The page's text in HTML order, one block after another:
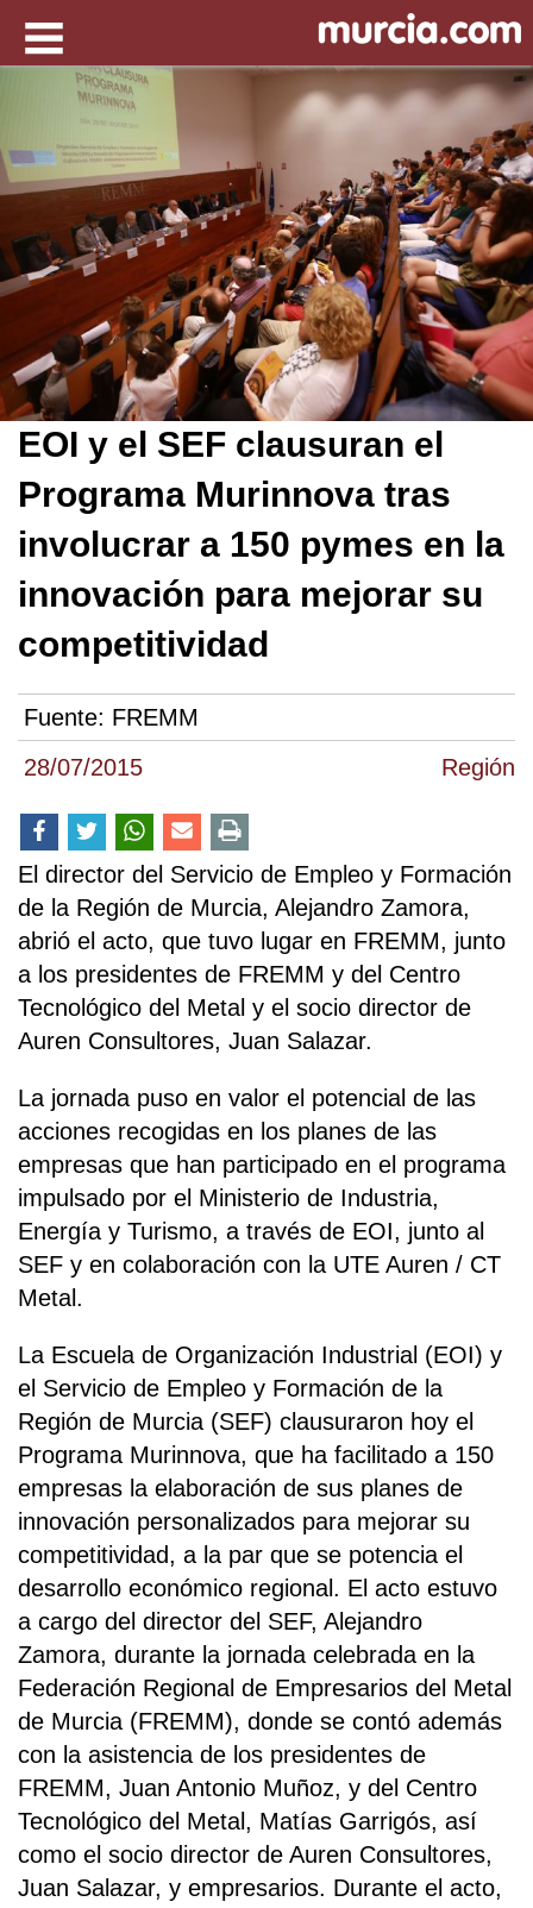
28/07/2015 Región
EOI y el SEF clausuran el
Programa Murinnova tras
involucrar a 150 pymes en la
innovación para mejorar su
competitividad
Fuente: FREMM
El director del Servicio de Empleo y Formación
de la Región de Murcia, Alejandro Zamora,
abrió el acto, que tuvo lugar en FREMM, junto
a los presidentes de FREMM y del Centro
Tecnológico del Metal y el socio director de
Auren Consultores, Juan Salazar.
La jornada puso en valor el potencial de las
acciones recogidas en los planes de las
empresas que han participado en el programa
impulsado por el Ministerio de Industria,
Energía y Turismo, a través de EOI, junto al
SEF y en colaboración con la UTE Auren / CT
Metal.
La Escuela de Organización Industrial (EOI) y
el Servicio de Empleo y Formación de la
Región de Murcia (SEF) clausuraron hoy el
Programa Murinnova, que ha facilitado a 150
empresas la elaboración de sus planes de
innovación personalizados para mejorar su
competitividad, a la par que se potencia el
desarrollo económico regional. El acto estuvo
a cargo del director del SEF, Alejandro
Zamora, durante la jornada celebrada en la
Federación Regional de Empresarios del Metal
de Murcia (FREMM), donde se contó además
con la asistencia de los presidentes de
FREMM, Juan Antonio Muñoz, y del Centro
Tecnológico del Metal, Matías Garrigós, así
como el socio director de Auren Consultores,
Juan Salazar, y empresarios. Durante el acto,